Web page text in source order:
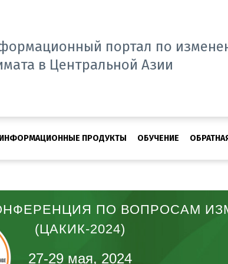
портал по
в Центральной Азии
ИНФОРМАЦИОННЫЕ ПРОДУКТЫ ОБУЧЕНИЕ
ПО ВОПРОСАМ
(ЦАКИК-2024)
27-29 мая, 2024